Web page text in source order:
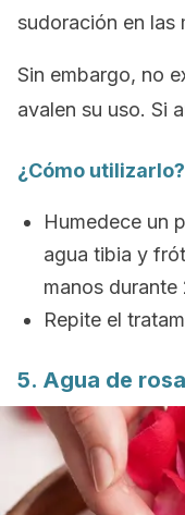
sudoración en las
Sin embargo, no
avalen su uso. Si
¿Cómo utilizarlo?
Humedece un
agua tibia y
manos
Repite el
5. Agua de